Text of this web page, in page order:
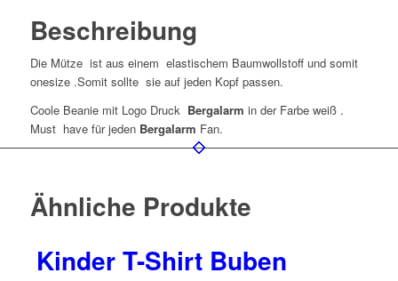
Beschreibung
Die Mütze ist aus einem elastischem Baumwollstoff und somit
onesize .Somit sollte sie auf jeden Kopf passen.
Coole Beanie mit Logo Druck Bergalarm in der Farbe weiß .
Must have für jedenBergalarm Fan.
Ähnliche Produkte
Kinder T-Shirt Buben